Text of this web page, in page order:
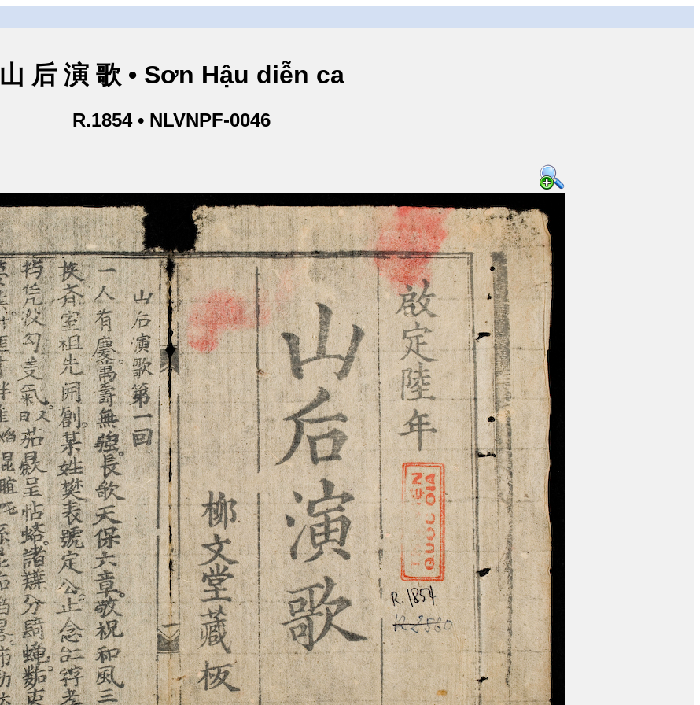
山 后 演 歌 • Sơn Hậu diễn ca
R.1854 • NLVNPF-0046